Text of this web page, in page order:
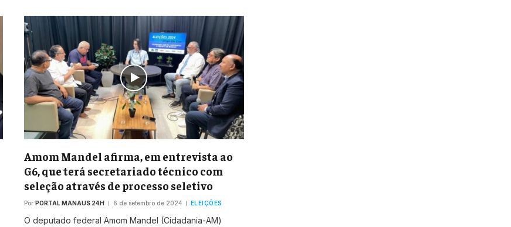
Amom Mandel afirma, em entrevista ao
G6, que terá secretariado técnico com
seleção através de processo seletivo
Por PORTAL MANAUS 24H 6 de setembro de 2024 ELEIÇÕES
O deputado federal Amom Mandel (Cidadania-AM)